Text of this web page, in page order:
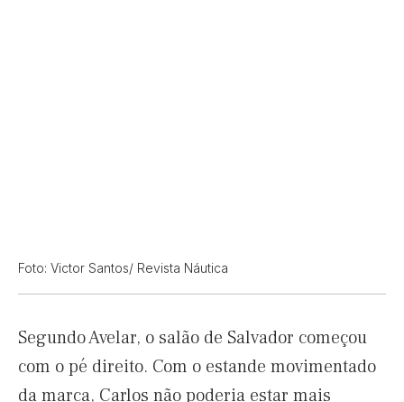
Foto: Victor Santos/ Revista Náutica
Segundo Avelar, o salão de Salvador começou
com o pé direito. Com o estande movimentado
da marca, Carlos não poderia estar mais